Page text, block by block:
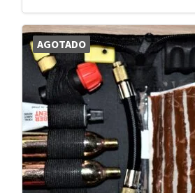
AGOTADO